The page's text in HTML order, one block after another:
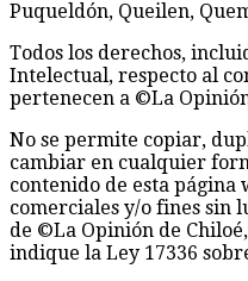
Puqueldón, Queilen,
Todos los derechos,
Intelectual, respecto al
pertenecen a ©La
No se permite copiar,
cambiar en cualquier
contenido de esta página
comerciales y/o fines sin
de ©La Opinión de
indique la Ley 17336